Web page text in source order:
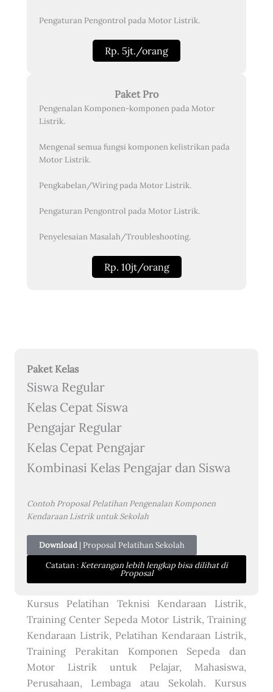
Pengaturan Pengontrol pada Motor Listrik.
Rp. 5jt./orang
Paket Pro
Pengenalan Komponen-komponen pada Motor
Listrik.
Mengenal semua fungsi komponen kelistrikan pada
Motor Listrik.
Pengkabelan/Wiring pada Motor Listrik.
Pengaturan Pengontrol pada Motor Listrik.
Penyelesaian Masalah/Troubleshooting.
Rp. 10jt/orang
Paket Kelas
Siswa Regular
Kelas Cepat Siswa
Pengajar Regular
Kelas Cepat Pengajar
Kombinasi Kelas Pengajar dan Siswa
Contoh Proposal Pelatihan Pengenalan Komponen
Kendaraan Listrik untuk Sekolah
Download | Proposal Pelatihan Sekolah
Catatan :Keterangan lebih lengkap bisa dilihat di
Proposal
Kursus Pelatihan Teknisi Kendaraan Listrik,
Training Center Sepeda Motor Listrik, Training
Kendaraan Listrik, Pelatihan Kendaraan Listrik,
Training Perakitan Komponen Sepeda dan
Motor Listrik untuk Pelajar, Mahasiswa,
Perusahaan, Lembaga atau Sekolah. Kursus